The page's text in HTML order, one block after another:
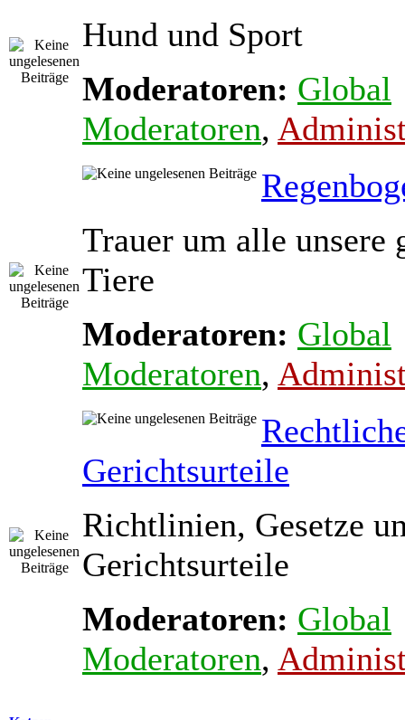
Hund und Sport
Moderatoren: Global
Moderatoren,
Trauer um alle unsere
Tiere
Moderatoren: Global
Moderatoren,
Gerichtsurteile
Richtlinien, Gesetze
Gerichtsurteile
Moderatoren: Global
Moderatoren,